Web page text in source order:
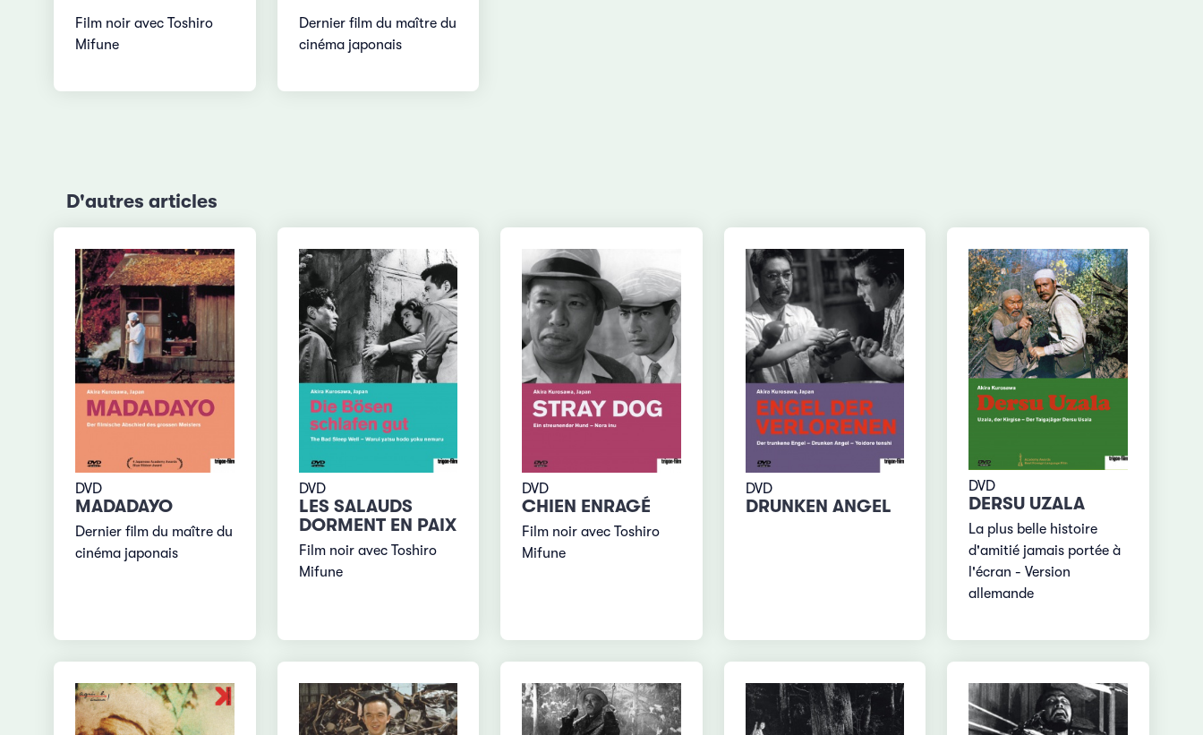
Film noir avec Toshiro
Mifune
Dernier film du maître du
cinéma japonais
D'autres articles
DVD
MADADAYO
Dernier film du maître du
cinéma japonais
DVD
LES SALAUDS
DORMENT EN PAIX
Film noir avec Toshiro
Mifune
DVD
CHIEN ENRAGÉ
Film noir avec Toshiro
Mifune
DVD
DRUNKEN ANGEL
DVD
DERSU UZALA
La plus belle histoire
d'amitié jamais portée à
l'écran - Version
allemande